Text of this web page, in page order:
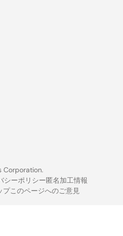
Corporation.
シーポリシー匿名加工情報
プこのページへのご意見